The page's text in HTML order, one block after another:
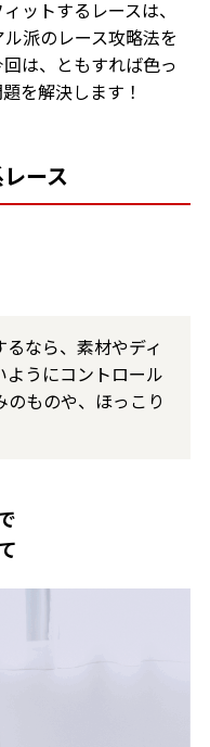
ットするレースは、
派のレース攻略法を
は、ともすれば色っ
を解決します！
ース
なら、素材やディ
うにコントロール
ものや、ほっこり